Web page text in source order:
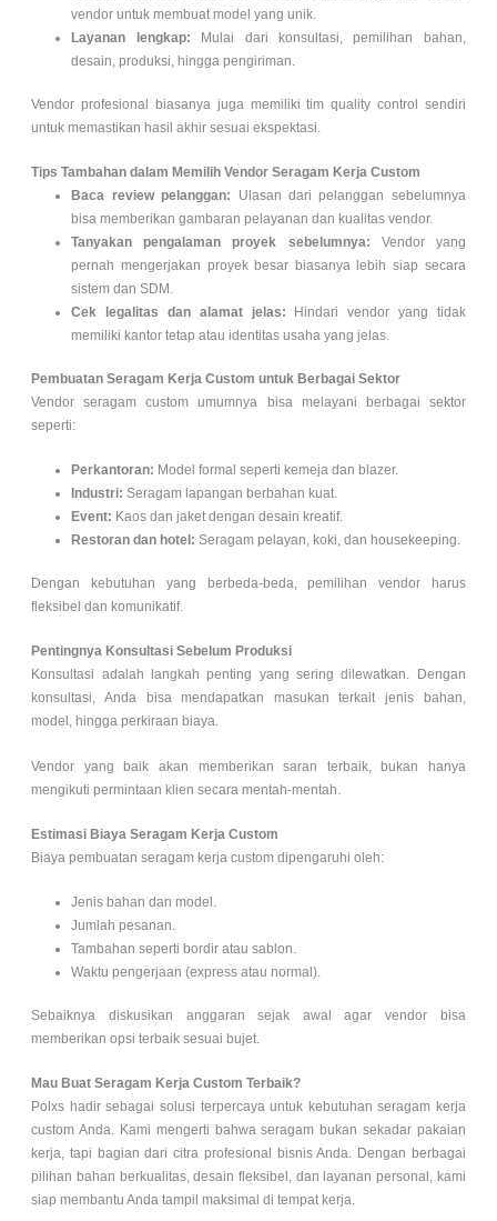
vendor untuk membuat model yang unik.
Layanan lengkap: Mulai dari konsultasi, pemilihan bahan,
desain, produksi, hingga pengiriman.
Vendor profesional biasanya juga memiliki tim quality control sendiri
untuk memastikan hasil akhir sesuai ekspektasi.
Tips Tambahan dalam Memilih Vendor Seragam Kerja Custom
Baca review pelanggan: Ulasan dari pelanggan sebelumnya
bisa memberikan gambaran pelayanan dan kualitas vendor.
Tanyakan pengalaman proyek sebelumnya: Vendor yang
pernah mengerjakan proyek besar biasanya lebih siap secara
sistem dan SDM.
Cek legalitas dan alamat jelas: Hindari vendor yang tidak
memiliki kantor tetap atau identitas usaha yang jelas.
Pembuatan Seragam Kerja Custom untuk Berbagai Sektor
Vendor seragam custom umumnya bisa melayani berbagai sektor
seperti:
Perkantoran: Model formal seperti kemeja dan blazer.
Industri: Seragam lapangan berbahan kuat.
Event: Kaos dan jaket dengan desain kreatif.
Restoran dan hotel: Seragam pelayan, koki, dan housekeeping.
Dengan kebutuhan yang berbeda-beda, pemilihan vendor harus
fleksibel dan komunikatif.
Pentingnya Konsultasi Sebelum Produksi
Konsultasi adalah langkah penting yang sering dilewatkan. Dengan
konsultasi, Anda bisa mendapatkan masukan terkait jenis bahan,
model, hingga perkiraan biaya.
Vendor yang baik akan memberikan saran terbaik, bukan hanya
mengikuti permintaan klien secara mentah-mentah.
Estimasi Biaya Seragam Kerja Custom
Biaya pembuatan seragam kerja custom dipengaruhi oleh:
Jenis bahan dan model.
Jumlah pesanan.
Tambahan seperti bordir atau sablon.
Waktu pengerjaan (express atau normal).
Sebaiknya diskusikan anggaran sejak awal agar vendor bisa
memberikan opsi terbaik sesuai bujet.
Mau Buat Seragam Kerja Custom Terbaik?
Polxs hadir sebagai solusi terpercaya untuk kebutuhan seragam kerja
custom Anda. Kami mengerti bahwa seragam bukan sekadar pakaian
kerja, tapi bagian dari citra profesional bisnis Anda. Dengan berbagai
pilihan bahan berkualitas, desain fleksibel, dan layanan personal, kami
siap membantu Anda tampil maksimal di tempat kerja.